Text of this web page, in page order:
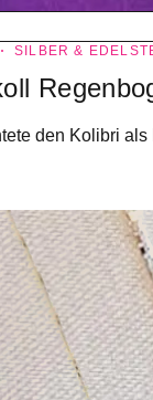
SILBER &
den Kolibri